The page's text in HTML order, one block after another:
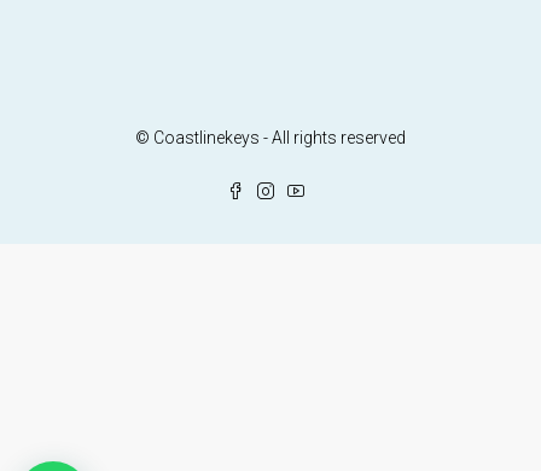
© Coastlinekeys - All rights reserved